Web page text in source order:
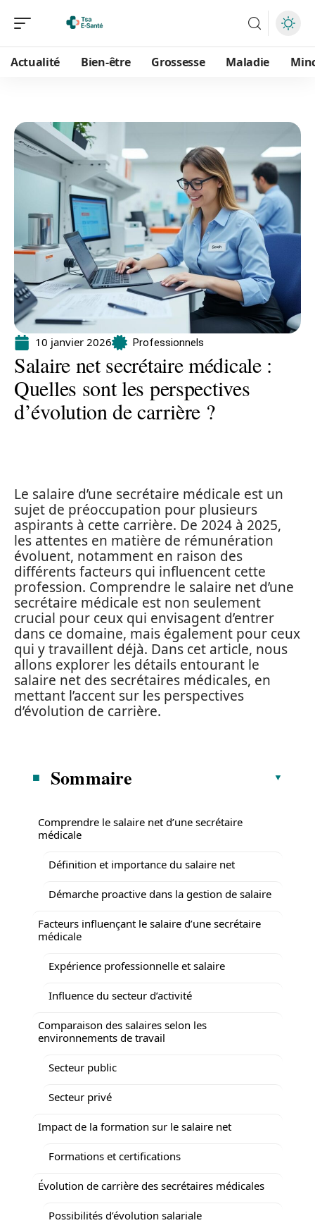
Actualité Bien-être Grossesse Maladie
10 janvier 2026 Professionnels
Salaire net secrétaire médicale :
Quelles sont les perspectives
d’évolution de carrière ?
Le salaire d’une secrétaire médicale est un
sujet de préoccupation pour plusieurs
aspirants à cette carrière. De 2024 à 2025,
les attentes en matière de rémunération
évoluent, notamment en raison des
différents facteurs qui influencent cette
profession. Comprendre le salaire net d’une
secrétaire médicale est non seulement
crucial pour ceux qui envisagent d’entrer
dans ce domaine, mais également pour ceux
qui y travaillent déjà. Dans cet article, nous
allons explorer les détails entourant le
salaire net des secrétaires médicales, en
mettant l’accent sur les perspectives
d’évolution de carrière.
Sommaire
Comprendre le salaire net d’une secrétaire
médicale
Définition et importance du salaire net
Démarche proactive dans la gestion de salaire
Facteurs influençant le salaire d’une secrétaire
médicale
Expérience professionnelle et salaire
Influence du secteur d’activité
Comparaison des salaires selon les
environnements de travail
Secteur public
Secteur privé
Impact de la formation sur le salaire net
Formations et certifications
Évolution de carrière des secrétaires médicales
Possibilités d’évolution salariale